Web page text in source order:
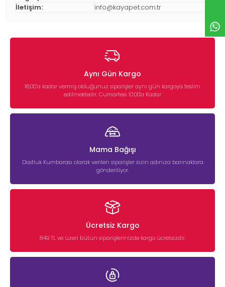
İletişim: info@kayapet.com.tr
Aynı Gün Kargo
16:00’a kadar vermiş olduğunuz siparişler aynı gün kargoya teslim
edilmektedir. Cumartesi 10:00'a Kadar
Mama Bağışı
Dostluk Kumbarası olarak verilen siparişler sizin adınıza barınaklara
gönderiliyor.
Ücretsiz Kargo
849 TL ve üzeri bütün siparişlerinizde kargo ücretsizdir.